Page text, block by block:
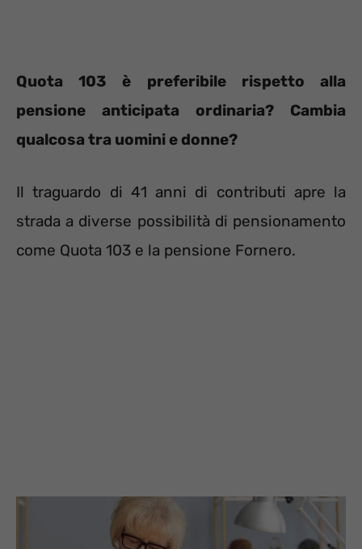
Quota 103 è preferibile rispetto alla
pensione anticipata ordinaria? Cambia
qualcosa tra uomini e donne?
Il traguardo di 41 anni di contributi apre la
strada a diverse possibilità di pensionamento
come Quota 103 e la pensione Fornero.